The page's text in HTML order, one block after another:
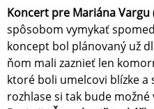
Koncert pre Mariána Vargu
spôsobom vymykať
koncept bol plánovaný už
ňom mali zaznieť len
ktoré boli umelcovi blízke a
rozhlase si tak bude